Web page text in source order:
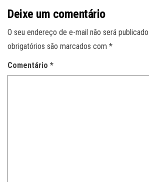
Deixe um comentário
O seu endereço de e-mail não será publicado.
obrigatórios são marcados com *
Comentário *